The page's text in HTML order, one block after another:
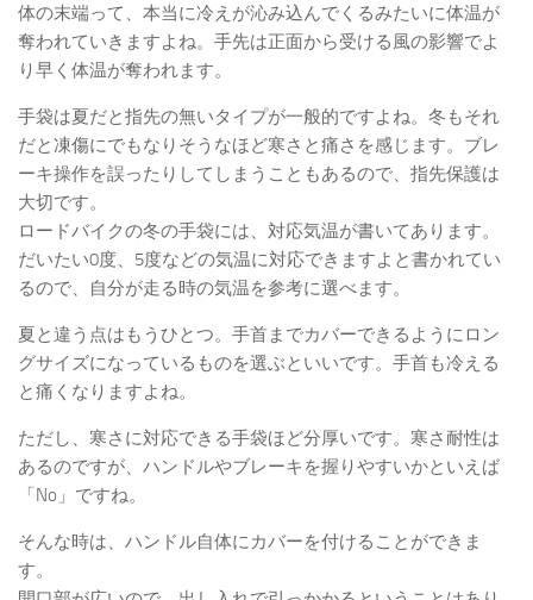
体の末端って、本当に冷えが沁み込んでくるみたいに体温が
奪われていきますよね。手先は正面から受ける風の影響でよ
り早く体温が奪われます。
手袋は夏だと指先の無いタイプが一般的ですよね。冬もそれ
だと凍傷にでもなりそうなほど寒さと痛さを感じます。ブレ
ーキ操作を誤ったりしてしまうこともあるので、指先保護は
大切です。
ロードバイクの冬の手袋には、対応気温が書いてあります。
だいたい0度、5度などの気温に対応できますよと書かれてい
るので、自分が走る時の気温を参考に選べます。
夏と違う点はもうひとつ。手首までカバーできるようにロン
グサイズになっているものを選ぶといいです。手首も冷える
と痛くなりますよね。
ただし、寒さに対応できる手袋ほど分厚いです。寒さ耐性は
あるのですが、ハンドルやブレーキを握りやすいかといえば
「No」ですね。
そんな時は、ハンドル自体にカバーを付けることができま
す。